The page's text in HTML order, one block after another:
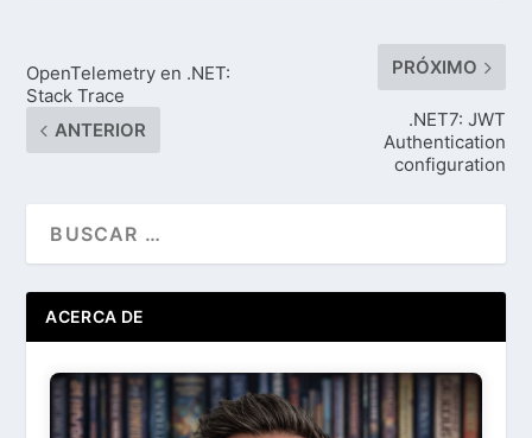
OpenTelemetry en .NET:
Stack Trace
ANTERIOR
PRÓXIMO
.NET7: JWT
Authentication
configuration
ACERCA DE